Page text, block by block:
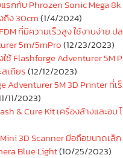
รกกับ Phrozen Sonic Mega
ง 30cm(1/4/2024)
ที่มีความเร็วสูง ใช้งานง่าย
5m/5mPro(12/23/2023)
ช้ Flashforge Adventurer 5M
เถียร(12/12/2023)
Adventurer 5M 3D Printer ที่เ
11/2023)
& Cure Kit เครื่องล้างและอบ
3D Scanner มือถือขนาดเล็
Blue Light(10/25/2023)